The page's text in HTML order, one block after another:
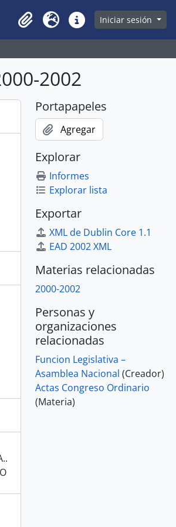
Clipboard
Idioma Enlaces rápidos
Iniciar sesión
2002
Portapapeles
Agregar
Explorar
Informes
Explorar lista
Exportar
XML de Dublin Core 1.1
EAD 2002 XML
Materias relacionadas
2000-2002
Personas y
organizaciones
relacionadas
Funcion Legislativa –
Asamblea Nacional (Creador)
Actas Congreso Ordinario
(Materia)